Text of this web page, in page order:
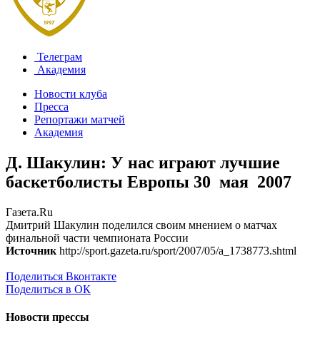
Телеграм
Академия
Новости клуба
Пресса
Репортажи матчей
Академия
Д. Шакулин: У нас играют лучшие
баскетболисты Европы 30 мая 2007
Газета.Ru
Дмитрий Шакулин поделился своим мнением о матчах
финальной части чемпионата России
Источник http://sport.gazeta.ru/sport/2007/05/a_1738773.shtml
Поделиться Вконтакте
Поделиться в ОК
Новости прессы